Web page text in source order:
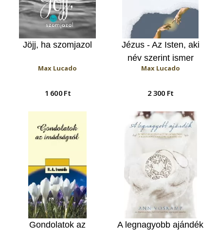
Jöjj, ha szomjazol
Max Lucado
1 600 Ft
Jézus - Az Isten, aki
név szerint ismer
Max Lucado
2 300 Ft
Gondolatok az
A legnagyobb ajándék